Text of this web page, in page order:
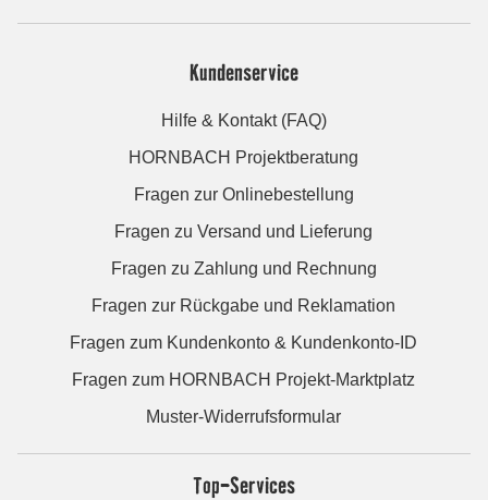
Kundenservice
Hilfe & Kontakt (FAQ)
HORNBACH Projektberatung
Fragen zur Onlinebestellung
Fragen zu Versand und Lieferung
Fragen zu Zahlung und Rechnung
Fragen zur Rückgabe und Reklamation
Fragen zum Kundenkonto & Kundenkonto-ID
Fragen zum HORNBACH Projekt-Marktplatz
Muster-Widerrufsformular
Top-Services